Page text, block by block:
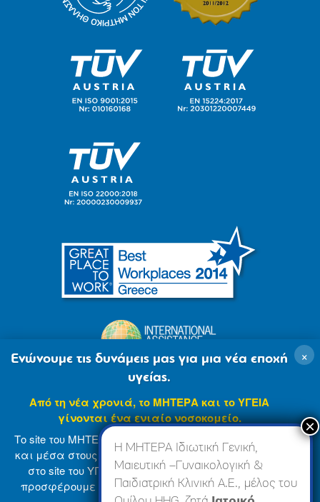
© 2007-2024 ΜΗΤΕΡΑ Α.Ε Όροι Χρήσης
Η ΜΗΤΕΡΑ Ιδιωτική Γενική,
Μαιευτική –Γυναικολογική &
Παιδιατρική Κλινική Α.Ε., μέλος του
×
Ενώνουμε τις δυνάμεις μας για μια νέα εποχή
υγείας.
Από τη νέα χρονιά, το ΜΗΤΕΡΑ και το ΥΓΕΙΑ
γίνονται ένα ενιαίο νοσοκομείο.
Το site του ΜΗΤΕΡΑ βρίσκεται σε φάση ανανέωσης
και μέσα στους επόμενους μήνες θα ενσωματωθεί
στο site του ΥΓΕΙΑ (www.hygeia.gr), ώστε να σας
προσφέρουμε μια πιο ολοκληρωμένη και ενιαία